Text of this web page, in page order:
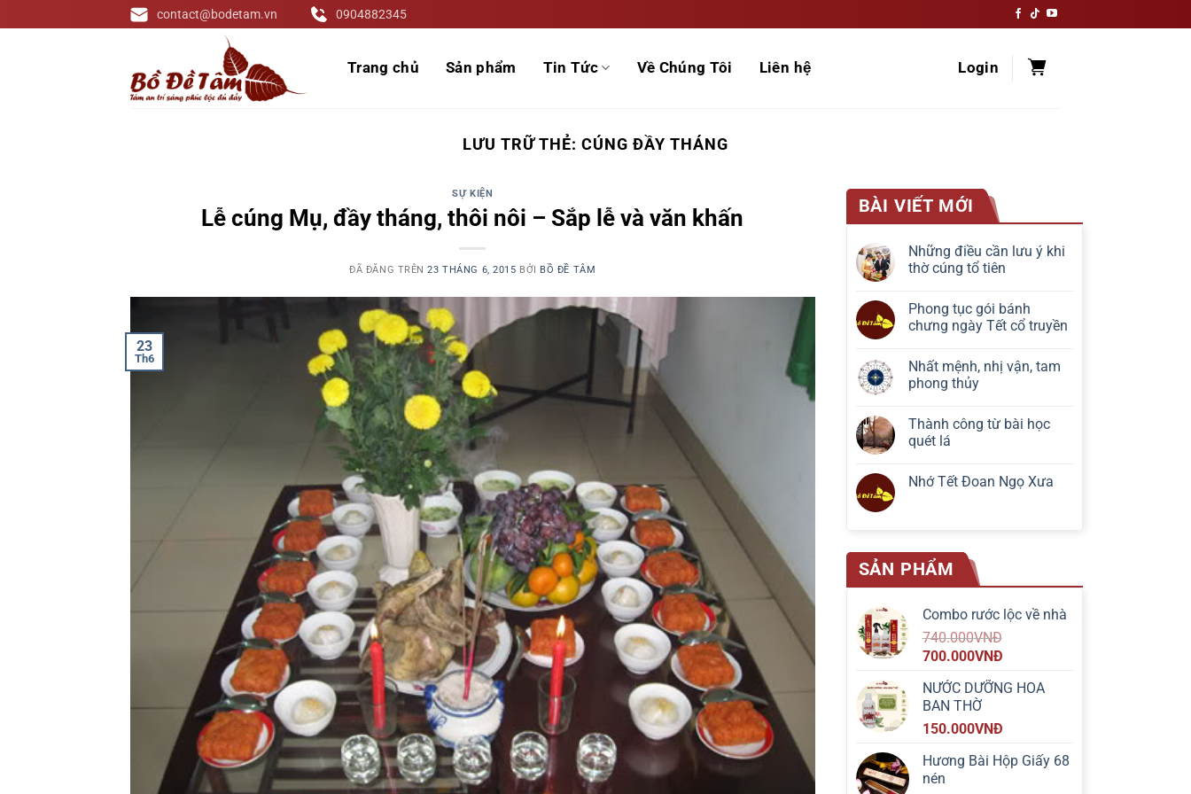
đến
contact@bodetam.vn 0904882345
Trang chủ Sản phẩm Tin Tức Về Chúng Tôi Liên hệ Login
LƯU TRỮ THẺ:CÚNG ĐẦY THÁNG
SỰ KIỆN
Lễ cúng Mụ, đầy tháng, thôi nôi – Sắp lễ và văn khấn
ĐÃ ĐĂNG TRÊN23 THÁNG 6, 2015 BỞI BỒ ĐỀ TÂM
23
Th6
BÀI VIẾT MỚI
Những điều cần lưu ý khi
thờ cúng tổ tiên
Phong tục gói bánh
chưng ngày Tết cổ truyền
Nhất mệnh, nhị vận, tam
phong thủy
Thành công từ bài học
quét lá
Nhớ Tết Đoan Ngọ Xưa
SẢN PHẨM
Combo rước lộc về nhà
740.000VNĐ
700.000VNĐ
NƯỚC DƯỠNG HOA
BAN THỜ
150.000VNĐ
Hương Bài Hộp Giấy 68
nén